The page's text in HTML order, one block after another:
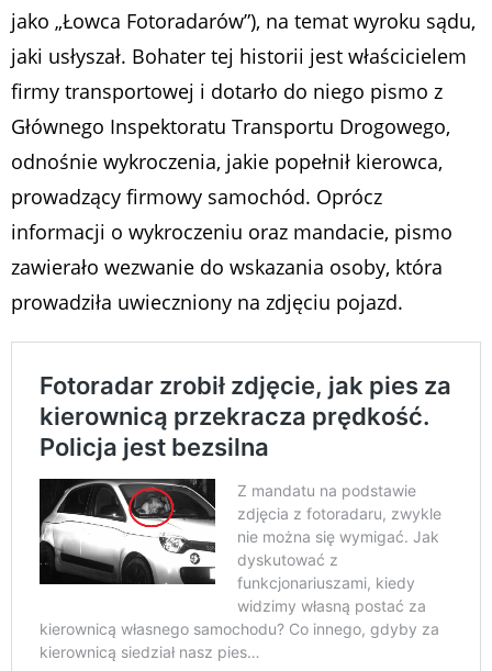
jako „Łowca Fotoradarów”), na temat wyroku sądu,
jaki usłyszał. Bohater tej historii jest właścicielem
firmy transportowej i dotarło do niego pismo z
Głównego Inspektoratu Transportu Drogowego,
odnośnie wykroczenia, jakie popełnił kierowca,
prowadzący firmowy samochód. Oprócz
informacji o wykroczeniu oraz mandacie, pismo
zawierało wezwanie do wskazania osoby, która
prowadziła uwieczniony na zdjęciu pojazd.